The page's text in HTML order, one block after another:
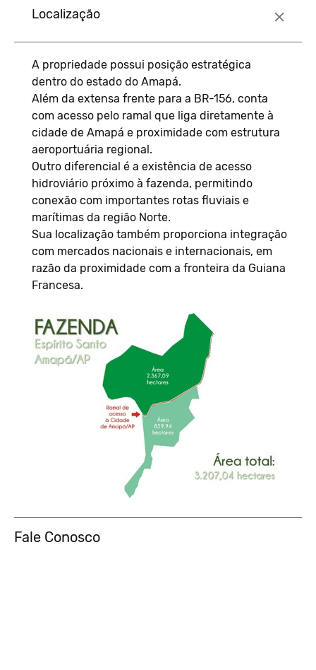
Localização
A propriedade possui posição estratégica
dentro do estado do Amapá.
Além da extensa frente para a BR-156, conta
com acesso pelo ramal que liga diretamente à
cidade de Amapá e proximidade com estrutura
aeroportuária regional.
Outro diferencial é a existência de acesso
hidroviário próximo à fazenda, permitindo
conexão com importantes rotas fluviais e
marítimas da região Norte.
Sua localização também proporciona integração
com mercados nacionais e internacionais, em
razão da proximidade com a fronteira da Guiana
Francesa.
Fale Conosco